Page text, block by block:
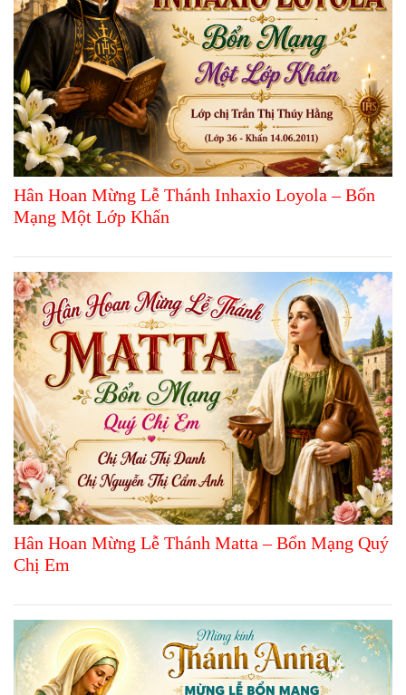
Hân Hoan Mừng Lễ Thánh Inhaxio Loyola – Bổn
Mạng Một Lớp Khấn
Hân Hoan Mừng Lễ Thánh Matta – Bổn Mạng Quý
Chị Em